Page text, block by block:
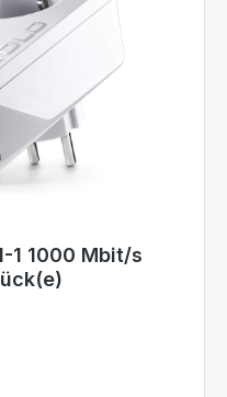
1 1000 Mbit/s